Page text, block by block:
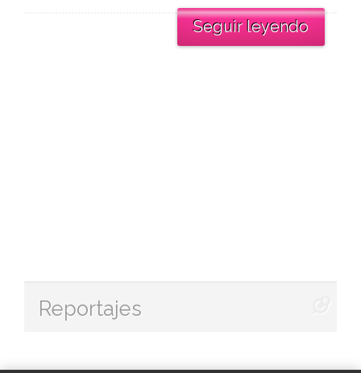
Seguir leyendo
Reportajes